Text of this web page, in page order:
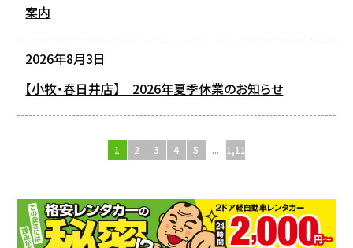
案内
2026年8月3日
【小牧・春日井店】 2026年夏季休業のお知らせ
1 2 3 4 5 ... 1,110